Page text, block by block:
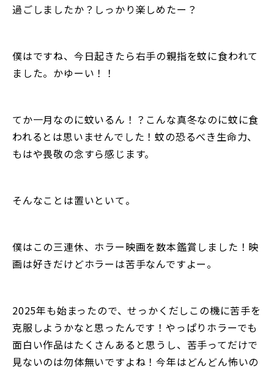
過ごしましたか？しっかり楽しめたー？
僕はですね、今日起きたら右手の親指を蚊に食われて
ました。かゆーい！！
てか一月なのに蚊いるん！？こんな真冬なのに蚊に食
われるとは思いませんでした！蚊の恐るべき生命力、
もはや畏敬の念すら感じます。
そんなことは置いといて。
僕はこの三連休、ホラー映画を数本鑑賞しました！映
画は好きだけどホラーは苦手なんですよー。
2025年も始まったので、せっかくだしこの機に苦手を
克服しようかなと思ったんです！やっぱりホラーでも
面白い作品はたくさんあると思うし、苦手ってだけで
見ないのは勿体無いですよね！今年はどんどん怖いの